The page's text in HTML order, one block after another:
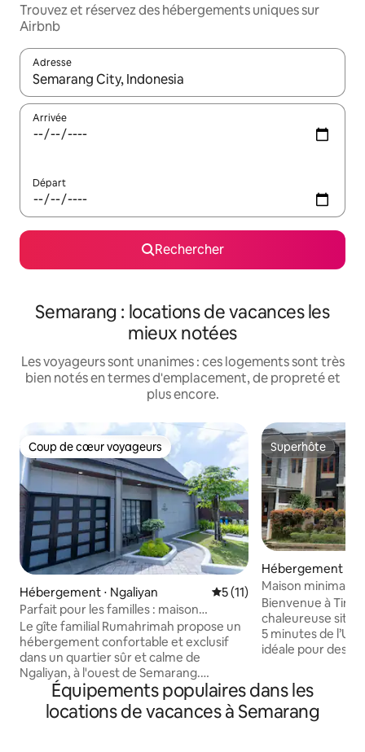
Trouvez et réservez des hébergements uniques sur
Airbnb
Adresse
Lorsque les résultats s'affichent, utilisez les flèches vers le
Arrivée
Départ
Rechercher
Semarang : locations de vacances les
mieux notées
Les voyageurs sont unanimes : ces logements sont très
bien notés en termes d'emplacement, de propreté et
plus encore.
Coup de cœur voyageurs
Coup de cœur voyageurs
Hébergement ⋅ Ngaliyan Évaluation moyenne sur la
5 (11)
Parfait pour les familles : maison
spacieuse avec jardin
Le gîte familial Rumahrimah propose un
hébergement confortable et exclusif
dans un quartier sûr et calme de
Ngaliyan, à l'ouest de Semarang.
Idéalement situé à proximité de la route
principale, de l'UIN Walisongo, du
RS Permata Medika, de la zone
Superhôte
Superhôte
Hébergement ⋅
Tembalang
Maison
confortable, à 5
l’Université
Bienvenue à Tinampi
chaleureuse
5 minutes de
idéale pour des
diplômes.
proximité de la
restaurants, ce
choix pour une escale
Équipements populaires dans les
locations de vacances à Semarang